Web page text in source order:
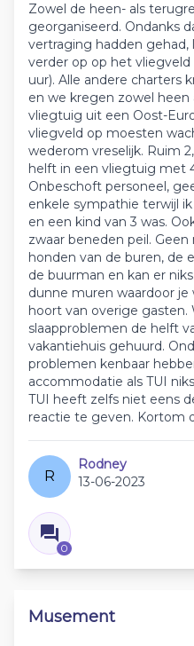
Zowel de heen- als
georganiseerd. Ondanks
vertraging hadden
verder op op het
uur). Alle andere charters
en we kregen zowel heen
vliegtuig uit een Oost-
vliegveld op moesten
wederom vreselijk. Ruim
helft in een vliegtuig met
Onbeschoft personeel,
enkele sympathie terwijl
en een kind van 3 was.
zwaar beneden peil.
honden van de buren, de
de buurman en kan er
dunne muren waardoor je
hoort van overige gasten.
slaapproblemen de helft
vakantiehuis gehuurd.
problemen kenbaar
accommodatie als TUI
TUI heeft zelfs niet eens
reactie te geven. Kortom
R
Rodney
13-06-2023
0
Musement